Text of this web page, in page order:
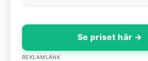
Se priset här →
REKLAMLÄNK